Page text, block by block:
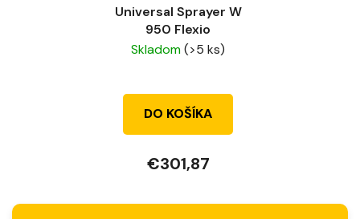
Universal Sprayer W
950 Flexio
Skladom(>5 ks)
DO KOŠÍKA
€301,87